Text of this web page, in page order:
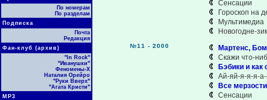
По номерам
По разделам
Подписка
Почта
Редакция
Фан-клуб (архив)
"In Rock"
"Иванушки"
Феномены-Х
Наталия Орейро
"Руки Вверх"
"Агата Кристи"
МР3
Сенсации
Гороскоп на
Мультимедиа
Новогодне-
№11 - 2000
Мартенс,
Скажи что-
Бэбики и как
Ай-яй-я-я-я-
Все
Сенсации